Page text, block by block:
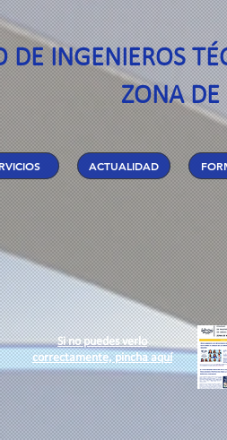
DE INGENIEROS
ZONA
ACTUALIDAD
Si no puedes verlo
correctamente, pincha aquí